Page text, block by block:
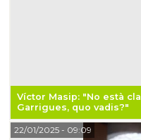
Víctor Masip: "No està
Garrigues, quo vadis?"
22/01/2025- 09:09